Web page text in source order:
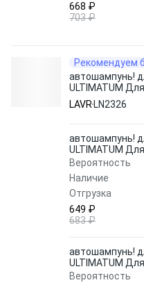
668 ₽
703 ₽
Рекомендуем
автошампунь!
ULTIMATUM
1:80), 1.1 кг\
LAVR LN2326
автошампунь!
ULTIMATUM
Вероятность
Наличие
Отгрузка
649 ₽
683 ₽
автошампунь!
ULTIMATUM
Вероятность